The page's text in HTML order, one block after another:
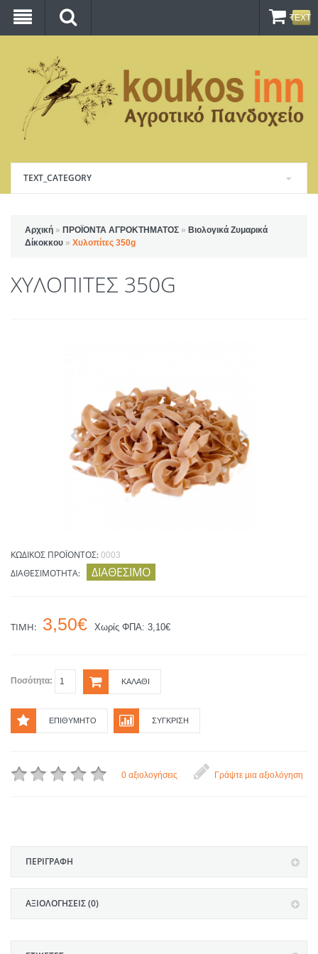
TEXT_CATEGORY
Αρχική » ΠΡΟΪΟΝΤΑ ΑΓΡΟΚΤΗΜΑΤΟΣ » Βιολογικά Ζυμαρικά
Δίκοκκου » Χυλοπίτες 350g
ΧΥΛΟΠΊΤΕΣ 350G
ΚΩΔΙΚΌΣ ΠΡΟΪΌΝΤΟΣ: 0003
ΔΙΑΘΕΣΙΜΌΤΗΤΑ: ΔΙΑΘΈΣΙΜΟ
ΤΙΜΉ: 3,50€ Χωρίς ΦΠΑ: 3,10€
Ποσότητα: ΚΑΛΆΘΙ
ΕΠΙΘΥΜΗΤΌ ΣΎΓΚΡΙΣΗ
0 αξιολογήσεις Γράψτε μια αξιολόγηση
ΠΕΡΙΓΡΑΦΉ
ΑΞΙΟΛΟΓΉΣΕΙΣ (0)